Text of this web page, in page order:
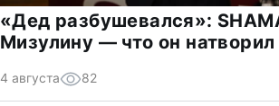
«Дед разбушевался»:
Мизулину — что он натворил
4 августа 82